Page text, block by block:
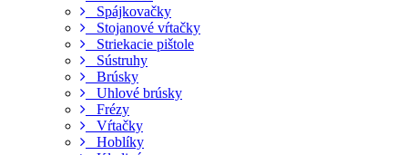
Spájkovačky
Stojanové vŕtačky
Striekacie pištole
Sústruhy
Brúsky
Uhlové brúsky
Frézy
Vŕtačky
Hoblíky